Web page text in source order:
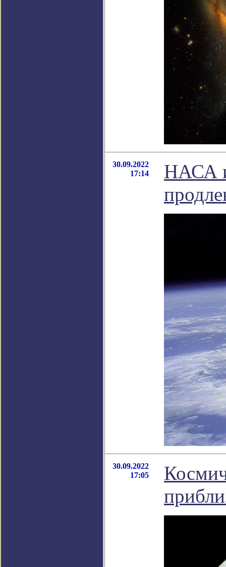
30.09.2022
17:14
НАСА
30.09.2022
17:05